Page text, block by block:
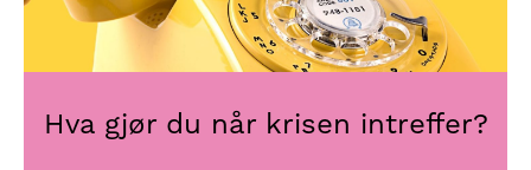
Hva gjør du når krisen intreffer?